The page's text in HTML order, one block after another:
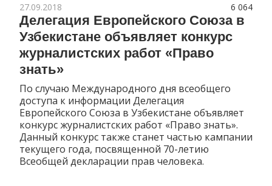
6 064
27.09.2018
Делегация Европейского Союза в
Узбекистане объявляет конкурс
журналистских работ «Право
знать»
По случаю Международного дня всеобщего
доступа к информации Делегация
Европейского Союза в Узбекистане объявляет
конкурс журналистских работ «Право знать».
Данный конкурс также станет частью кампании
текущего года, посвященной 70-летию
Всеобщей декларации прав человека.